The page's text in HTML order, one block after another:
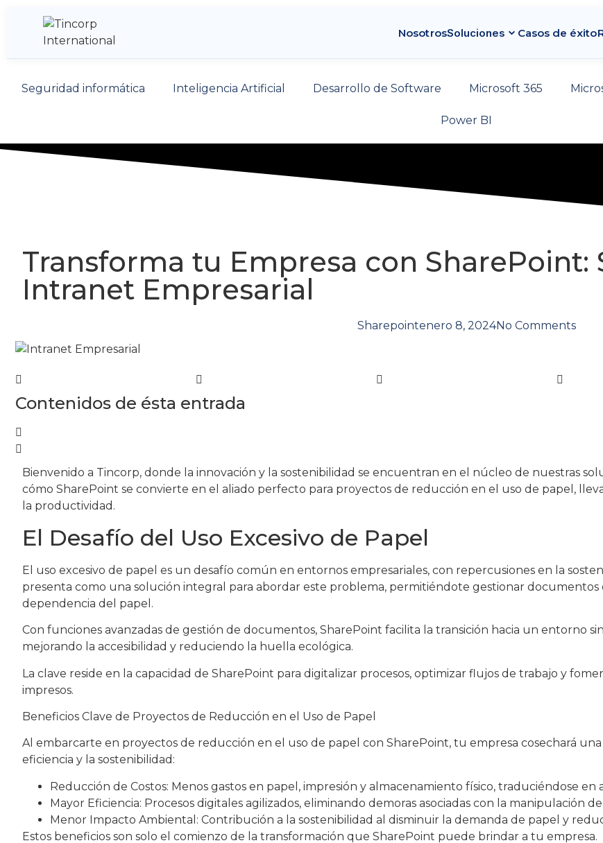
NosotrosSoluciones expand_more Casos de éxito
Seguridad informática Inteligencia Artificial Desarrollo de Software Microsoft 365
Power BI
Transforma tu Empresa con SharePoint:
Intranet Empresarial
Sharepointenero 8, 2024No Comments
Contenidos de ésta entrada
Bienvenido a Tincorp, donde la innovación y la sostenibilidad se encuentran en el núcleo de nuestras
cómo SharePoint se convierte en el aliado perfecto para proyectos de reducción en el uso de papel,
la productividad.
El Desafío del Uso Excesivo de Papel
El uso excesivo de papel es un desafío común en entornos empresariales, con repercusiones en la
presenta como una solución integral para abordar este problema, permitiéndote gestionar
dependencia del papel.
Con funciones avanzadas de gestión de documentos, SharePoint facilita la transición hacia un entorno
mejorando la accesibilidad y reduciendo la huella ecológica.
La clave reside en la capacidad de SharePoint para digitalizar procesos, optimizar flujos de trabajo y
impresos.
Beneficios Clave de Proyectos de Reducción en el Uso de Papel
Al embarcarte en proyectos de reducción en el uso de papel con SharePoint, tu empresa cosechará
eficiencia y la sostenibilidad:
Reducción de Costos: Menos gastos en papel, impresión y almacenamiento físico, traduciéndose en
Mayor Eficiencia: Procesos digitales agilizados, eliminando demoras asociadas con la manipulación
Menor Impacto Ambiental: Contribución a la sostenibilidad al disminuir la demanda de papel y
Estos beneficios son solo el comienzo de la transformación que SharePoint puede brindar a tu empresa.